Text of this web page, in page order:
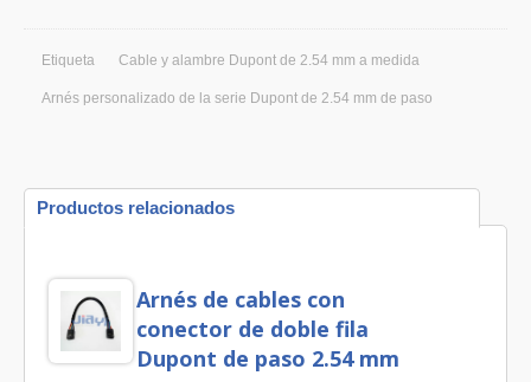
Etiqueta Cable y alambre Dupont de 2.54 mm a medida
Arnés personalizado de la serie Dupont de 2.54 mm de paso
Productos relacionados
Arnés de cables con
conector de doble fila
Dupont de paso 2.54 mm